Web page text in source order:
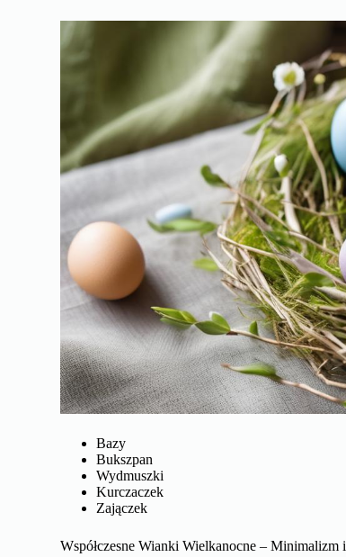
Bazy
Bukszpan
Wydmuszki
Kurczaczek
Zajączek
Współczesne Wianki Wielkanocne – Minimalizm